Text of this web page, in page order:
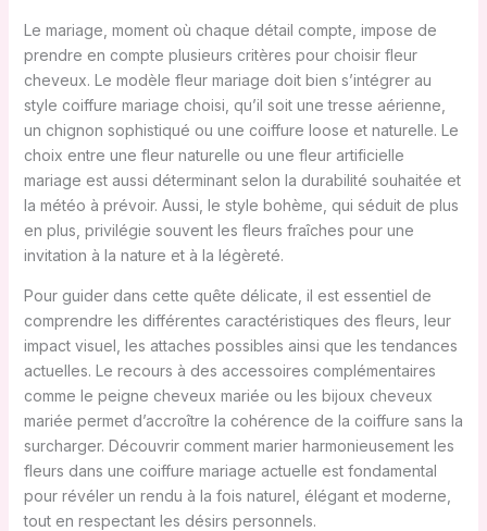
Le mariage, moment où chaque détail compte, impose de
prendre en compte plusieurs critères pour choisir fleur
cheveux. Le modèle fleur mariage doit bien s’intégrer au
style coiffure mariage choisi, qu’il soit une tresse aérienne,
un chignon sophistiqué ou une coiffure loose et naturelle. Le
choix entre une fleur naturelle ou une fleur artificielle
mariage est aussi déterminant selon la durabilité souhaitée et
la météo à prévoir. Aussi, le style bohème, qui séduit de plus
en plus, privilégie souvent les fleurs fraîches pour une
invitation à la nature et à la légèreté.
Pour guider dans cette quête délicate, il est essentiel de
comprendre les différentes caractéristiques des fleurs, leur
impact visuel, les attaches possibles ainsi que les tendances
actuelles. Le recours à des accessoires complémentaires
comme le peigne cheveux mariée ou les bijoux cheveux
mariée permet d’accroître la cohérence de la coiffure sans la
surcharger. Découvrir comment marier harmonieusement les
fleurs dans une coiffure mariage actuelle est fondamental
pour révéler un rendu à la fois naturel, élégant et moderne,
tout en respectant les désirs personnels.